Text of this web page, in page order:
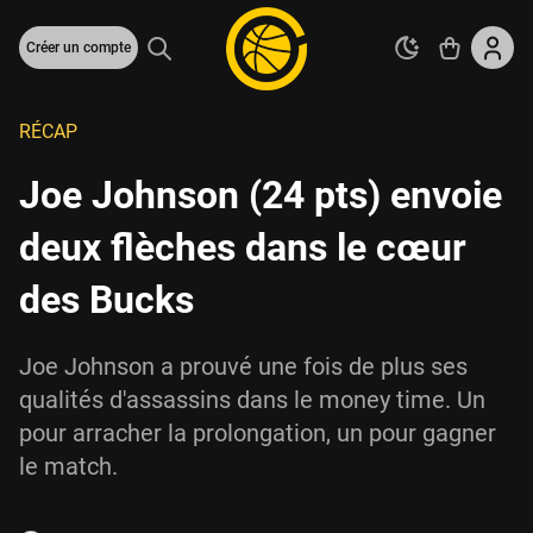
Créer un compte
RÉCAP
Joe Johnson (24 pts) envoie
deux flèches dans le cœur
des Bucks
Joe Johnson a prouvé une fois de plus ses
qualités d'assassins dans le money time. Un
pour arracher la prolongation, un pour gagner
le match.